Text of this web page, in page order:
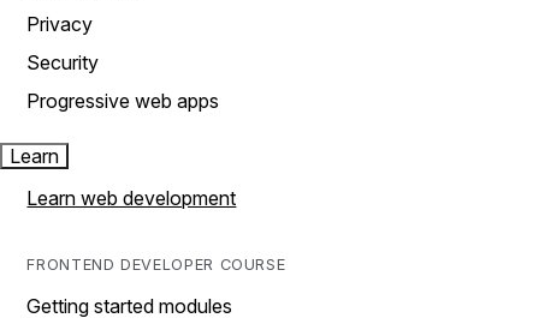
Privacy
Security
Progressive web apps
Learn
Learn web development
FRONTEND DEVELOPER COURSE
Getting started modules